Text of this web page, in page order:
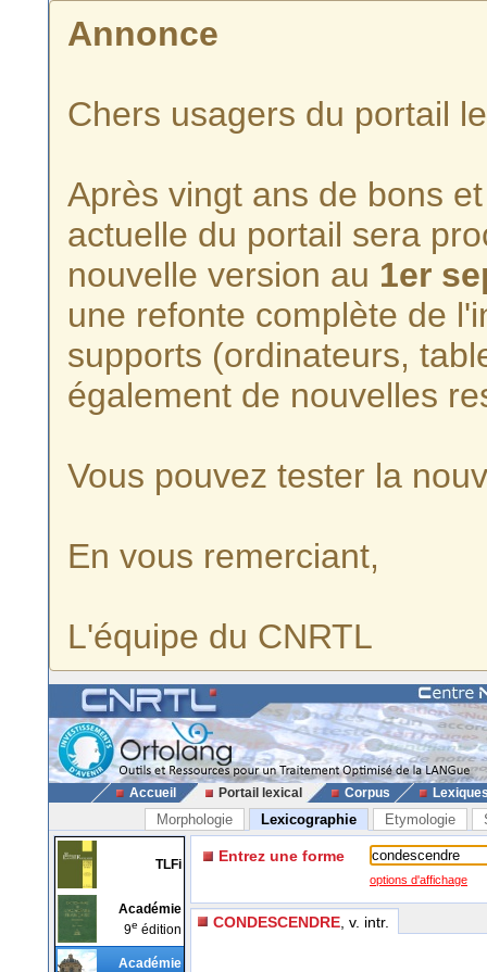
Annonce
Chers usagers du portail
Après vingt ans de bons
actuelle du portail sera
nouvelle version au 1er
une refonte complète de
supports (ordinateurs,
également de nouvelles
Vous pouvez tester la
En vous remerciant,
L'équipe du CNRTL
Accueil Portail lexical Corpus
Morphologie Lexicographie Etymologie
TLFi
Académie
9e édition
Académie
Entrez une forme
options d'affichage
CONDESCENDRE , v. intr.